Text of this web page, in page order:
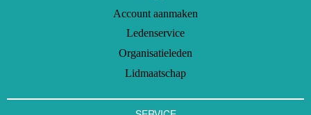
Account aanmaken
Ledenservice
Organisatieleden
Lidmaatschap